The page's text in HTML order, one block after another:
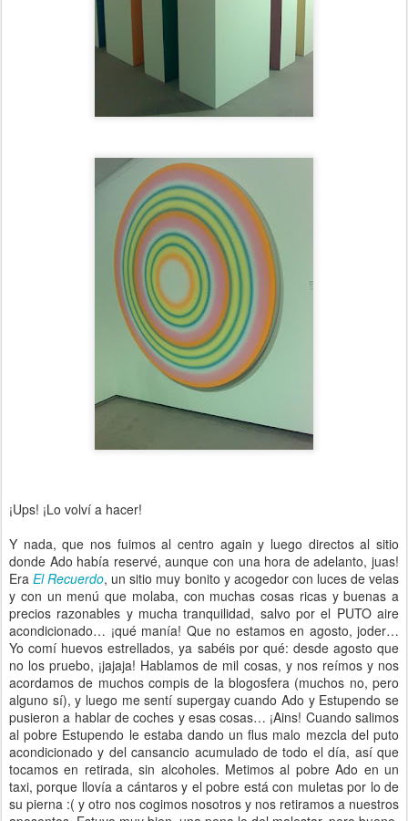
¡Ups! ¡Lo volví a hacer!
Y nada, que nos fuimos al centro again y luego directos al sitio
donde Ado había reservé, aunque con una hora de adelanto, juas!
EraEl Recuerdo, un sitio muy bonito y acogedor con luces de velas
y con un menú que molaba, con muchas cosas ricas y buenas a
precios razonables y mucha tranquilidad, salvo por el PUTO aire
acondicionado… ¡qué manía! Que no estamos en agosto, joder…
Yo comí huevos estrellados, ya sabéis por qué: desde agosto que
no los pruebo, ¡jajaja! Hablamos de mil cosas, y nos reímos y nos
acordamos de muchos compis de la blogosfera (muchos no, pero
alguno sí), y luego me sentí supergay cuando Ado y Estupendo se
pusieron a hablar de coches y esas cosas… ¡Ains! Cuando salimos
al pobre Estupendo le estaba dando un flus malo mezcla del puto
acondicionado y del cansancio acumulado de todo el día, así que
tocamos en retirada, sin alcoholes. Metimos al pobre Ado en un
taxi, porque llovía a cántaros y el pobre está con muletas por lo de
su pierna :( y otro nos cogimos nosotros y nos retiramos a nuestros